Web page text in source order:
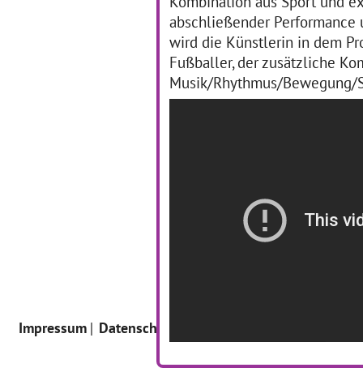
abschließender
wird die Künstlerin in dem
Fußballer, der zusätzliche
Musik/Rhythmus/
Siebdruckprojektreihe, die
unsere Schüler*innen fit
macht, sich
eigenverantwortlich diese
aufmerksamkeitsstarke
Technik zu erobern, um
Impressum Datenschutz